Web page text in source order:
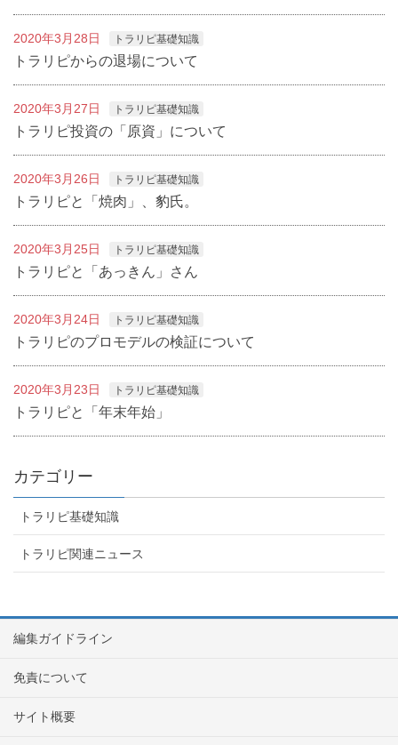
2020年3月28日 トラリピ基礎知識
トラリピからの退場について
2020年3月27日 トラリピ基礎知識
トラリピ投資の「原資」について
2020年3月26日 トラリピ基礎知識
トラリピと「焼肉」、豹氏。
2020年3月25日 トラリピ基礎知識
トラリピと「あっきん」さん
2020年3月24日 トラリピ基礎知識
トラリピのプロモデルの検証について
2020年3月23日 トラリピ基礎知識
トラリピと「年末年始」
カテゴリー
トラリピ基礎知識
トラリピ関連ニュース
編集ガイドライン
免責について
サイト概要